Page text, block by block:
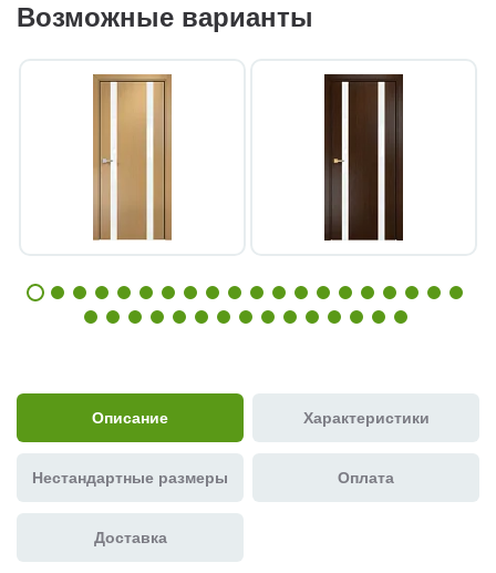
Возможные варианты
Описание Характеристики
Нестандартные размеры Оплата
Доставка